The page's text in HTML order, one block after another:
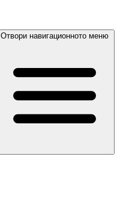
Отвори навигационното меню